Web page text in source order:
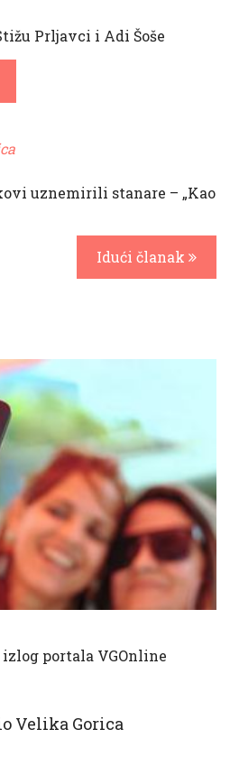
Prljavci i Adi Šoše
uznemirili stanare – „Kao
Idući članak
portala VGOnline
Velika Gorica